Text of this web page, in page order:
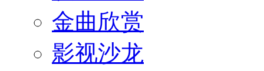
金曲欣赏
影视沙龙